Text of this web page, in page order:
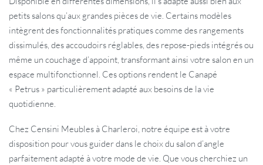
petits salons qu’aux grandes pièces de vie. Certains modèles
intègrent des fonctionnalités pratiques comme des rangements
dissimulés, des accoudoirs réglables, des repose-pieds intégrés ou
même un couchage d’appoint, transformant ainsi votre salon en un
espace multifonctionnel. Ces options rendent le Canapé
« Petrus » particulièrement adapté aux besoins de la vie
quotidienne.
Chez Censini Meubles à Charleroi, notre équipe est à votre
disposition pour vous guider dans le choix du salon d’angle
parfaitement adapté à votre mode de vie. Que vous cherchiez un